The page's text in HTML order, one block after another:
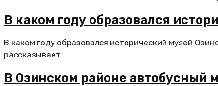
В каком году образовался
В каком году образовался исторический музей
рассказывает...
В Озинском районе автобусный